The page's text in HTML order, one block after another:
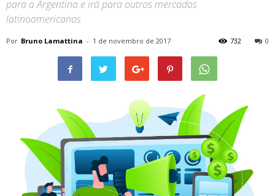
para a Argentina e irá para outros mercados
latinoamericanos
Por Bruno Lamattina - 1 de novembro de 2017 0
732